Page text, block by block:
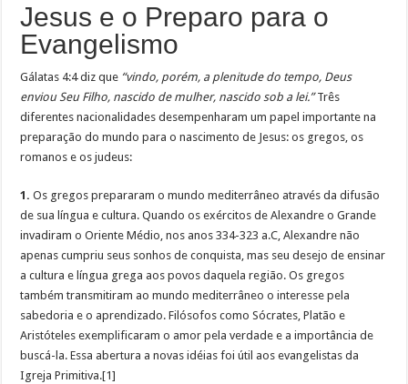
Jesus e o Preparo para o
Evangelismo
Gálatas 4:4 diz que “vindo, porém, a plenitude do tempo, Deus
enviou Seu Filho, nascido de mulher, nascido sob a lei.”Três
diferentes nacionalidades desempenharam um papel importante na
preparação do mundo para o nascimento de Jesus: os gregos, os
romanos e os judeus:
1. Os gregos prepararam o mundo mediterrâneo através da difusão
de sua língua e cultura. Quando os exércitos de Alexandre o Grande
invadiram o Oriente Médio, nos anos 334-323 a.C, Alexandre não
apenas cumpriu seus sonhos de conquista, mas seu desejo de ensinar
a cultura e língua grega aos povos daquela região. Os gregos
também transmitiram ao mundo mediterrâneo o interesse pela
sabedoria e o aprendizado. Filósofos como Sócrates, Platão e
Aristóteles exemplificaram o amor pela verdade e a importância de
buscá-la. Essa abertura a novas idéias foi útil aos evangelistas da
Igreja Primitiva.[1]